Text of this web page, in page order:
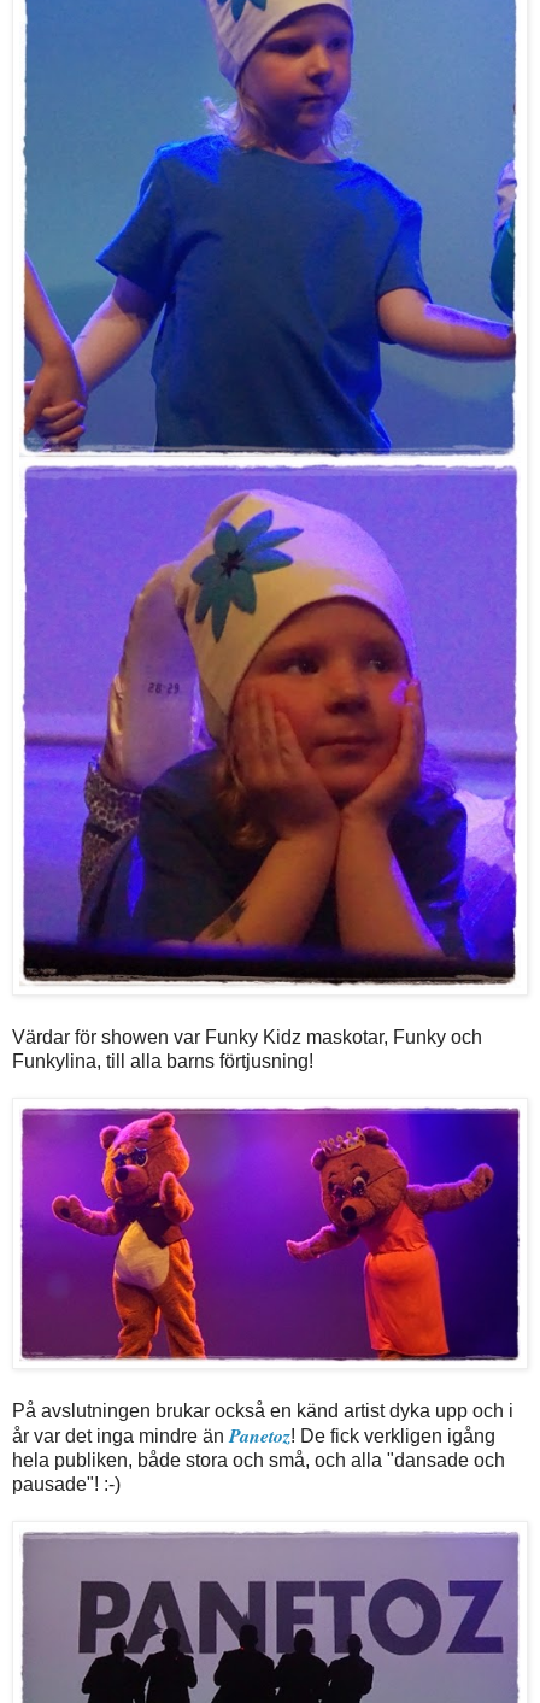
Värdar för showen var Funky Kidz maskotar, Funky och
Funkylina, till alla barns förtjusning!
På avslutningen brukar också en känd artist dyka upp och i
år var det inga mindre än Panetoz! De fick verkligen igång
hela publiken, både stora och små, och alla "dansade och
pausade"! :-)